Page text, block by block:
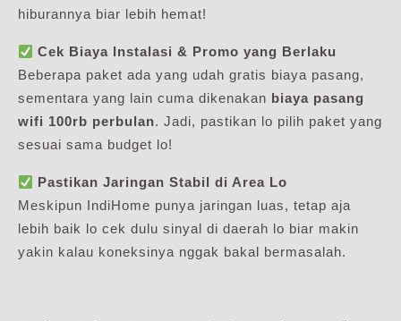
hiburannya biar lebih hemat!
Cek Biaya Instalasi & Promo yang Berlaku
Beberapa paket ada yang udah gratis biaya pasang,
sementara yang lain cuma dikenakan biaya pasang
wifi 100rb perbulan. Jadi, pastikan lo pilih paket yang
sesuai sama budget lo!
Pastikan Jaringan Stabil di Area Lo
Meskipun IndiHome punya jaringan luas, tetap aja
lebih baik lo cek dulu sinyal di daerah lo biar makin
yakin kalau koneksinya nggak bakal bermasalah.